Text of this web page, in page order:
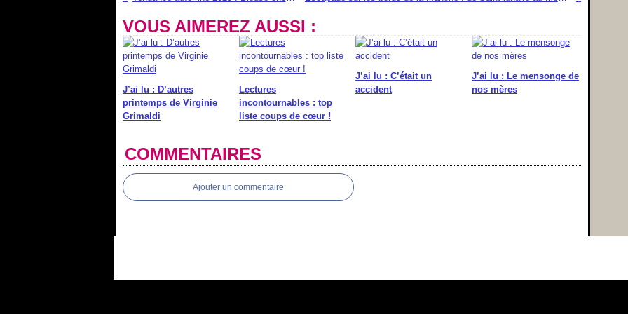
VOUS AIMEREZ AUSSI :
J’ai lu : D’autres
printemps de Virginie
Grimaldi
Lectures
incontournables : top
liste coups de cœur !
J’ai lu : C’était un
accident
J’ai lu : Le mensonge de
nos mères
COMMENTAIRES
Ajouter un commentaire